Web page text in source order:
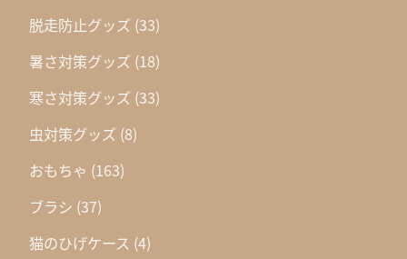
脱走防止グッズ (33)
暑さ対策グッズ (18)
寒さ対策グッズ (33)
虫対策グッズ (8)
おもちゃ (163)
ブラシ (37)
猫のひげケース (4)